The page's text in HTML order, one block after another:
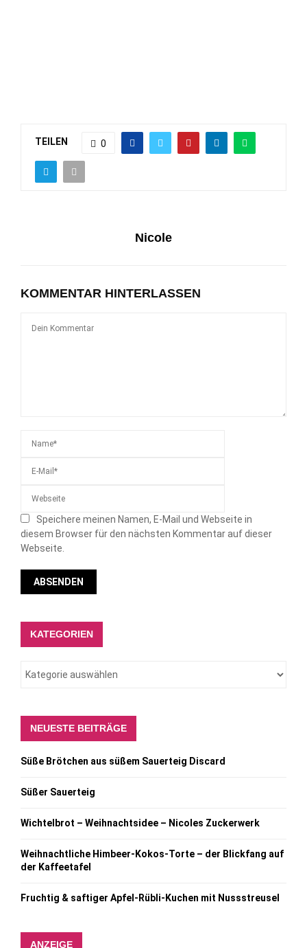
TEILEN 0
Nicole
KOMMENTAR HINTERLASSEN
Speichere meinen Namen, E-Mail und Webseite in
diesem Browser für den nächsten Kommentar auf dieser
Webseite.
KATEGORIEN
NEUESTE BEITRÄGE
Süße Brötchen aus süßem Sauerteig Discard
Süßer Sauerteig
Wichtelbrot – Weihnachtsidee – Nicoles Zuckerwerk
Weihnachtliche Himbeer-Kokos-Torte – der Blickfang auf
der Kaffeetafel
Fruchtig & saftiger Apfel-Rübli-Kuchen mit Nussstreusel
ANZEIGE